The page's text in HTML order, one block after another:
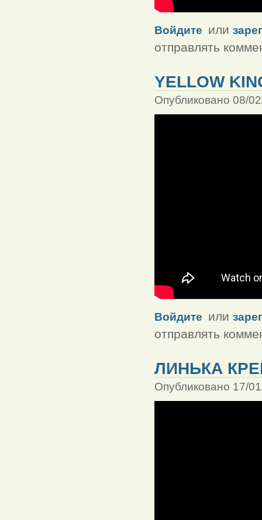
Войдите или
отправлять
YELLOW
Опубликовано 08/
Войдите или
отправлять
ЛИНЬКА
Опубликовано 17/